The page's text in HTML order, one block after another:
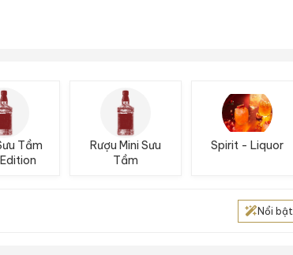
Tầm
Rượu Mini Sưu
Tầm
Spirit - Liquor
Nổi bật